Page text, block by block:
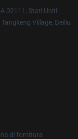
02111, Stati Uniti
Village, Beiliu
di fornitura